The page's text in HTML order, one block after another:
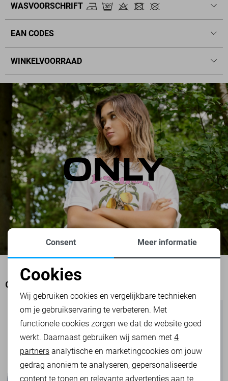
WASVOORSCHRIFT
EAN CODES
WINKELVOORRAAD
OOK HET BEKIJKEN WAARD
Noodzakelijke cookies
Personalisatie cookies
Analytische cookies
Marketing cookies
Consent Meer informatie
Cookies
Wij gebruiken cookies en vergelijkbare technieken
om je gebruikservaring te verbeteren. Met
functionele cookies zorgen we dat de website goed
werkt. Daarnaast gebruiken wij samen met 4
partners analytische en marketingcookies om jouw
gedrag anoniem te analyseren, gepersonaliseerde
content te tonen en relevante advertenties aan te